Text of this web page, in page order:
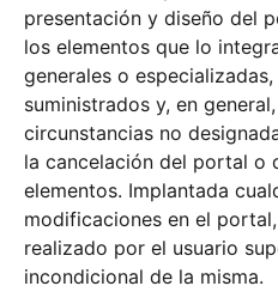
presentación y diseño del
los elementos que lo
generales o
suministrados y, en
circunstancias no
la cancelación del portal o
elementos. Implantada
modificaciones en el
realizado por el usuario
incondicional de la misma.